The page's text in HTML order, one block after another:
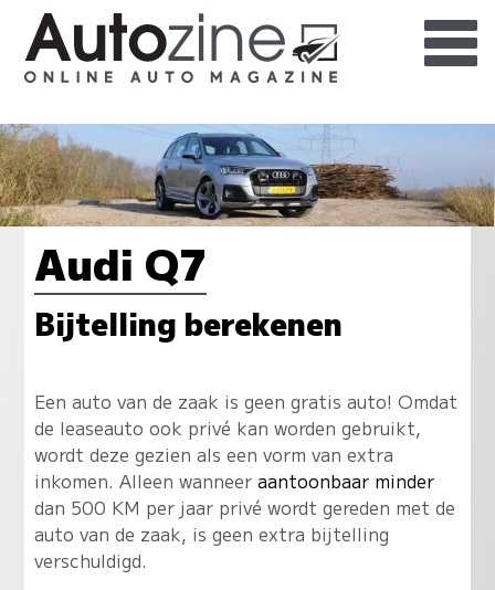
Audi Q7
Bijtelling berekenen
Een auto van de zaak is geen gratis auto! Omdat
de leaseauto ook privé kan worden gebruikt,
wordt deze gezien als een vorm van extra
inkomen. Alleen wanneer aantoonbaar minder
dan 500 KM per jaar privé wordt gereden met de
auto van de zaak, is geen extra bijtelling
verschuldigd.